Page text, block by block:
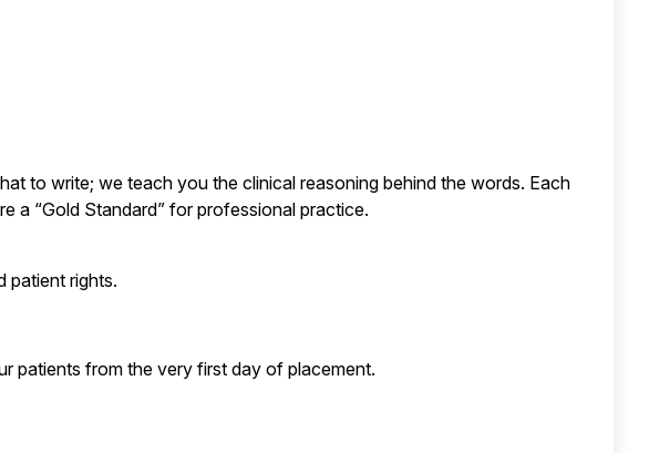
to write; we teach you the clinical reasoning behind the words. Each
a “Gold Standard” for professional practice.
patient rights.
patients from the very first day of placement.